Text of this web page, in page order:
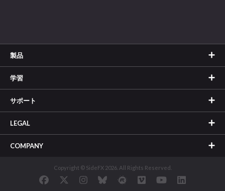
製品
学習
サポート
LEGAL
COMPANY
Copyright © SideFX 2026. All Rights Reserved.